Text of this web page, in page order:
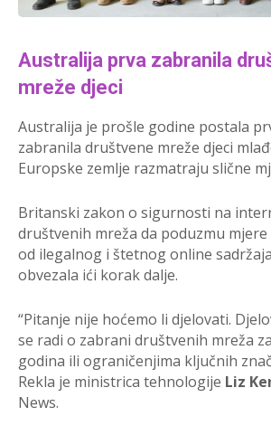
Australija prva zabranila
mreže djeci
Australija je prošle godine postala
zabranila društvene mreže djeci
Europske zemlje razmatraju slične
Britanski zakon o sigurnosti na
društvenih mreža da poduzmu mjere
od ilegalnog i štetnog online
obvezala ići korak dalje.
“Pitanje nije hoćemo li djelovati.
se radi o zabrani društvenih mreža
godina ili ograničenjima ključnih
Rekla je ministrica tehnologije Liz
News.